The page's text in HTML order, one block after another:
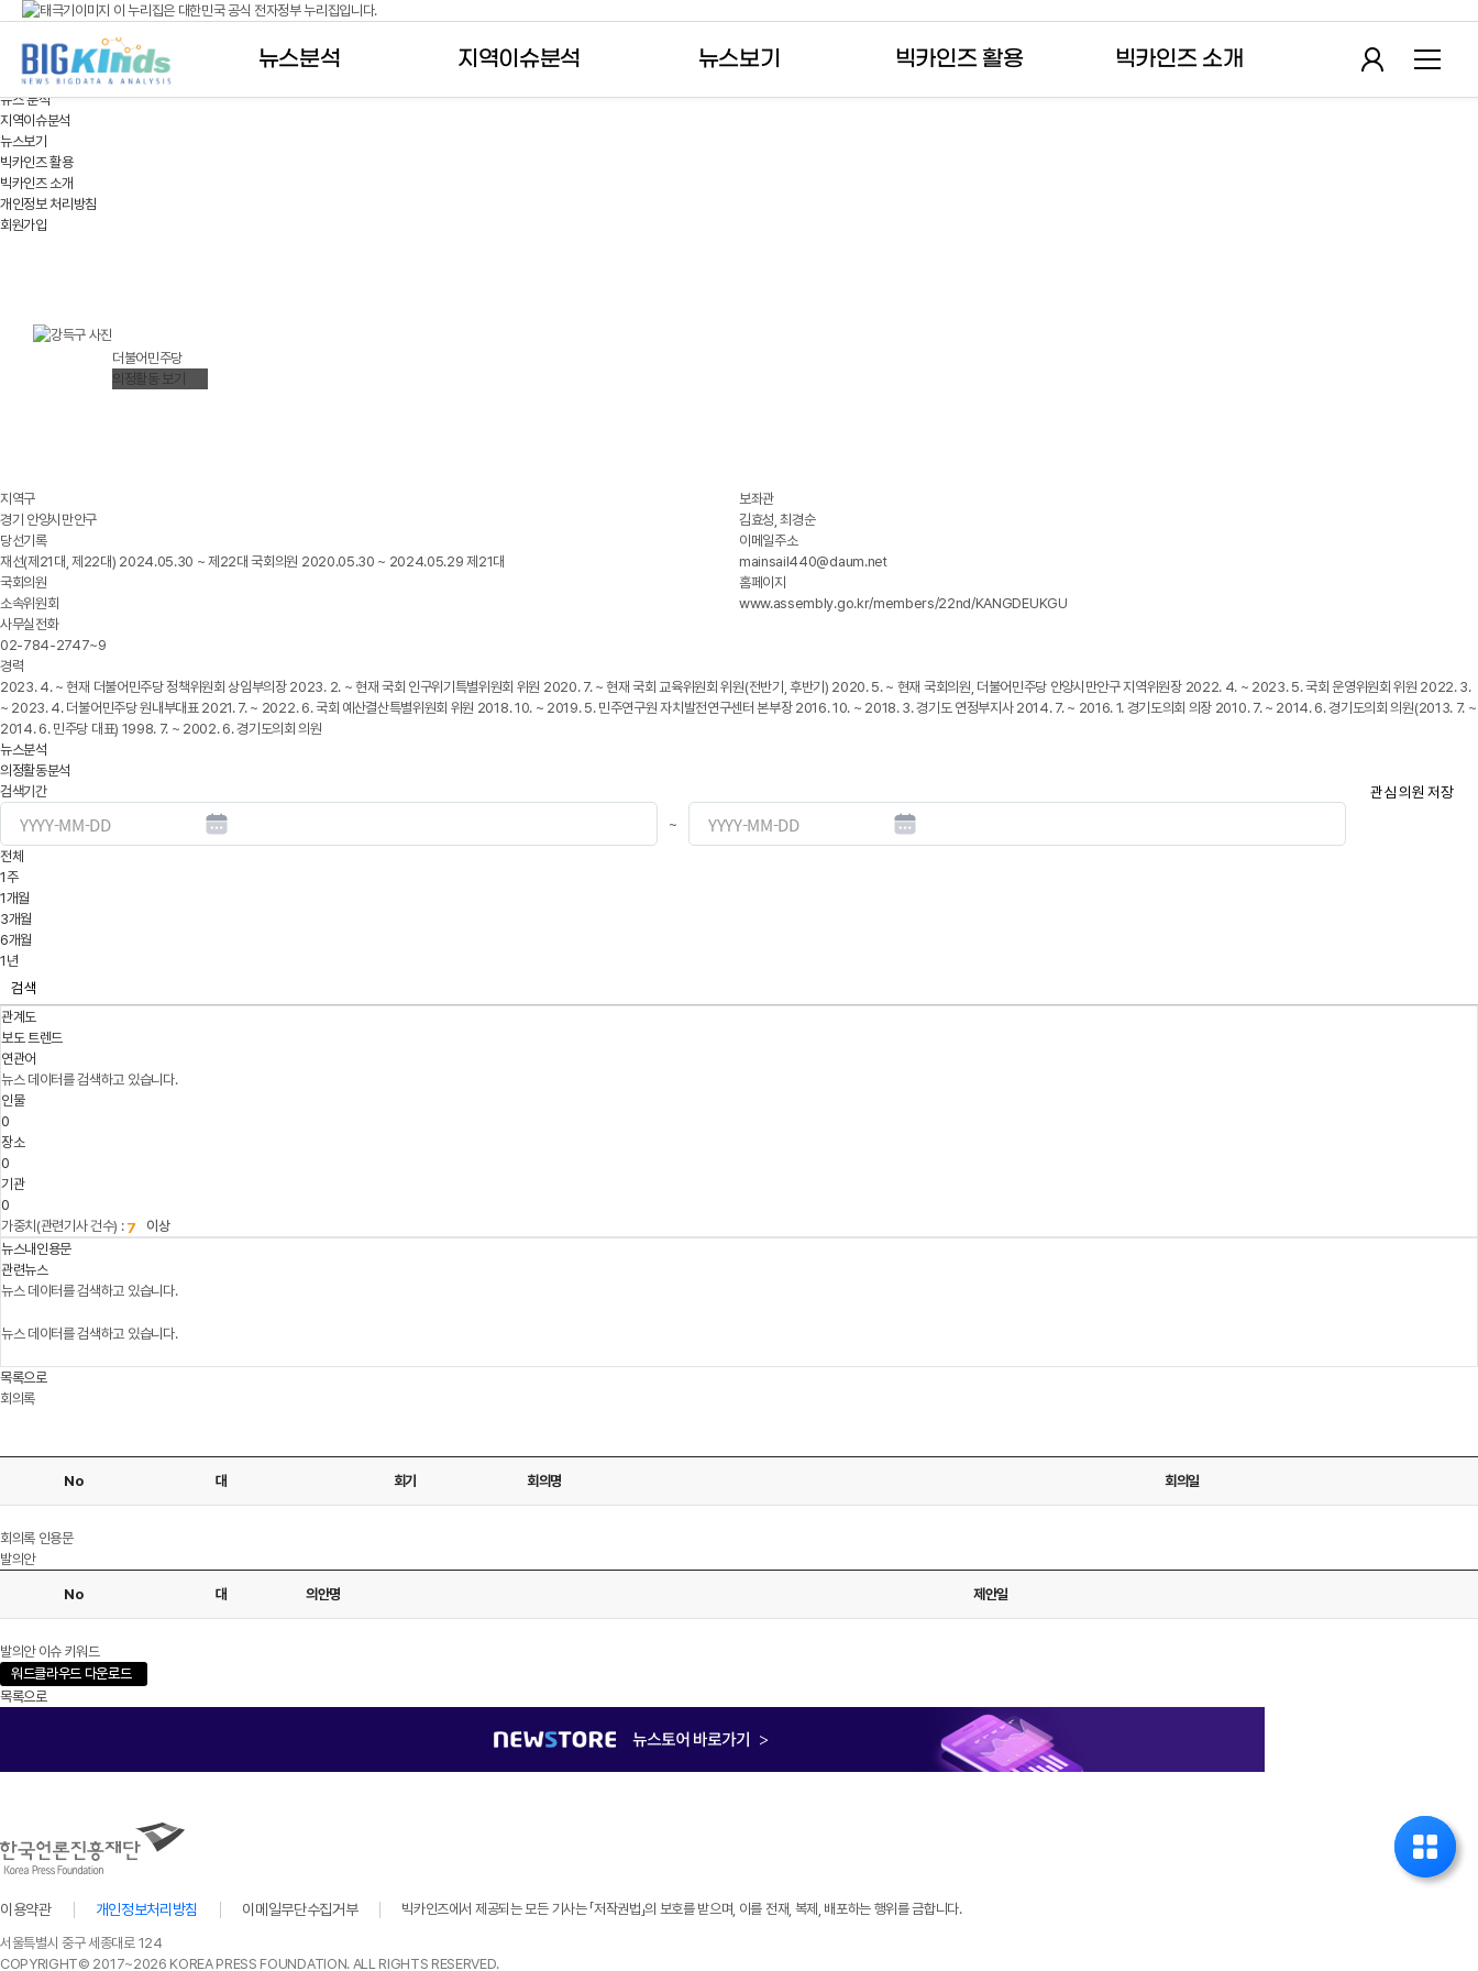
이 누리집은 대한민국 공식 전자정부 누리집입니다.
공식 누리집 주소 확인하기
go.kr 주소를 사용하는 누리집은 대한민국 정부기관이 관리하는 누리집입니다.
운영중인 공식 누리집보기
뉴스분석 지역이슈분석 뉴스보기 빅카인즈 활용 빅카인즈 소개
국회의원 뉴스
뉴스 분석
지역이슈분석
뉴스보기
빅카인즈 활용
빅카인즈 소개
개인정보 처리방침
회원가입
더불어민주당
의정활동 보기
지역구
경기 안양시만안구
당선기록
재선(제21대, 제22대) 2024.05.30 ~ 제22대 국회의원 2020.05.30 ~ 2024.05.29 제21대
국회의원
소속위원회
사무실전화
02-784-2747~9
보좌관
김효성, 최경순
이메일주소
mainsail440@daum.net
홈페이지
www.assembly.go.kr/members/22nd/KANGDEUKGU
경력
2023. 4. ~ 현재 더불어민주당 정책위원회 상임부의장 2023. 2. ~ 현재 국회 인구위기특별위원회 위원 2020. 7. ~ 현재 국회 교육위원회 위원(전반기, 후반기) 2020. 5. ~ 현재 국회의원, 더불어민주당 안양시만안구 지역위원장 2022. 4. ~ 2023. 5. 국회 운영위원회 위원 2022. 3.
~ 2023. 4. 더불어민주당 원내부대표 2021. 7. ~ 2022. 6. 국회 예산결산특별위원회 위원 2018. 10. ~ 2019. 5. 민주연구원 자치발전연구센터 본부장 2016. 10. ~ 2018. 3. 경기도 연정부지사 2014. 7. ~ 2016. 1. 경기도의회 의장 2010. 7. ~ 2014. 6. 경기도의회 의원(2013. 7. ~
2014. 6. 민주당 대표) 1998. 7. ~ 2002. 6. 경기도의회 의원
뉴스분석
의정활동분석
관심 의원 저장
검색기간
~
전체
1주
1개월
3개월
6개월
1년
검색
관계도
보도 트렌드
연관어
뉴스 데이터를 검색하고 있습니다.
인물
0
장소
0
기관
0
가중치(관련기사 건수) :
이상
뉴스내인용문
관련뉴스
뉴스 데이터를 검색하고 있습니다.
뉴스 데이터를 검색하고 있습니다.
목록으로
회의록
No 대 회기 회의명 회의일
회의록 인용문
발의안
No 대 의안명 제안일
발의안 이슈 키워드
워드클라우드 다운로드
목록으로
이용약관 개인정보처리방침 이메일무단수집거부 빅카인즈에서 제공되는 모든 기사는 「저작권법」의 보호를 받으며, 이를 전재, 복제, 배포하는 행위를 금합니다.
서울특별시 중구 세종대로 124
COPYRIGHT© 2017~2026 KOREA PRESS FOUNDATION. ALL RIGHTS RESERVED.